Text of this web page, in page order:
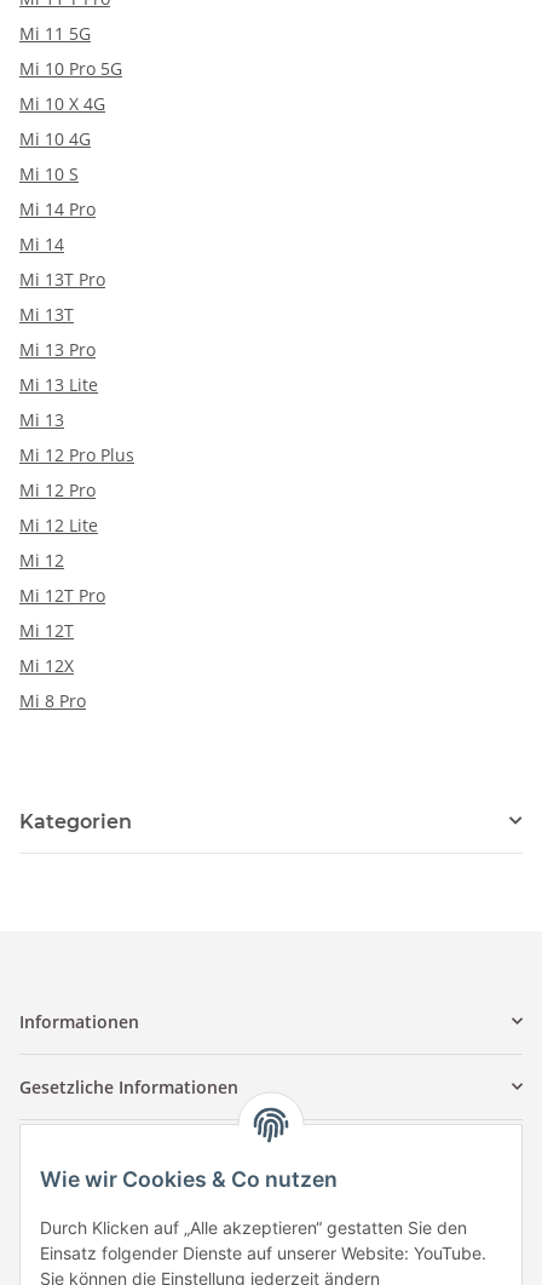
Mi 11 5G
Mi 10 Pro 5G
Mi 10 X 4G
Mi 10 4G
Mi 10 S
Mi 14 Pro
Mi 14
Mi 13T Pro
Mi 13T
Mi 13 Pro
Mi 13 Lite
Mi 13
Mi 12 Pro Plus
Mi 12 Pro
Mi 12 Lite
Mi 12
Mi 12T Pro
Mi 12T
Mi 12X
Mi 8 Pro
Kategorien
Informationen
Gesetzliche Informationen
Tuccar GmbH
Raum A-123
Anton-Kux-Str.2
41460 Neuss
Wie wir Cookies & Co nutzen
Durch Klicken auf „Alle akzeptieren“ gestatten Sie den
Einsatz folgender Dienste auf unserer Website: YouTube.
Sie können die Einstellung jederzeit ändern